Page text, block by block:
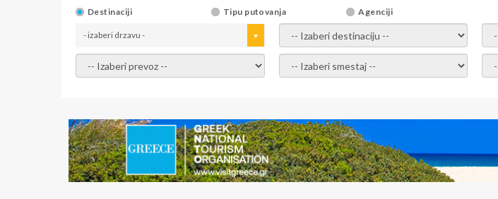
Destinaciji Tipu putovanja Agenciji
- izaberi drzavu - - izaberi destinaciju -
- izaberi prevoz - - Izaberite smestaj -